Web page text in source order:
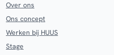
Over ons
Ons concept
Werken bij HUUS
Stage